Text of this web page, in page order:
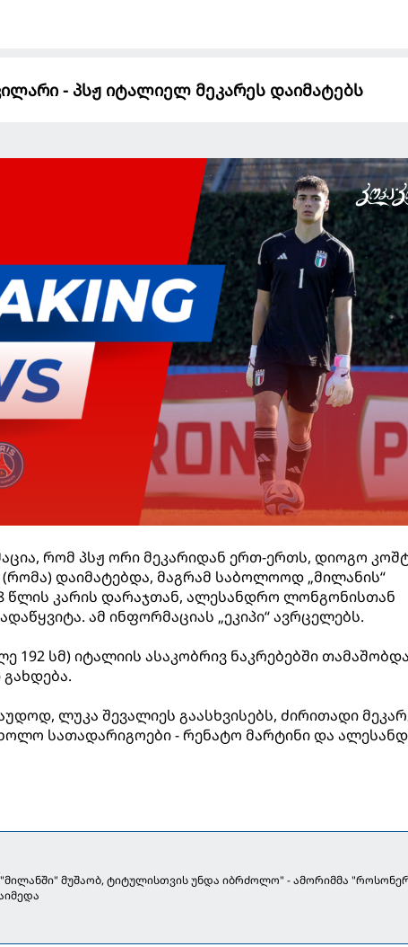
- პსჟ იტალიელ მეკარეს დაიმატებს
რომ პსჟ ორი მეკარიდან ერთ-ერთს, დიოგო
დაიმატებდა, მაგრამ საბოლოოდ „მილანის“
წლის კარის დარაჯთან, ალესანდრო ლონგონისთან
ამ ინფორმაციას „ეკიპი“ ავრცელებს.
192 სმ) იტალიის ასაკობრივ ნაკრებებში
ლუკა შევალიეს გაასხვისებს, ძირითადი
ხოლო სათადარიგოები - რენატო მარტინი და
მუშაობ, ტიტულისთვის უნდა იბრძოლო" - ამორიმმა